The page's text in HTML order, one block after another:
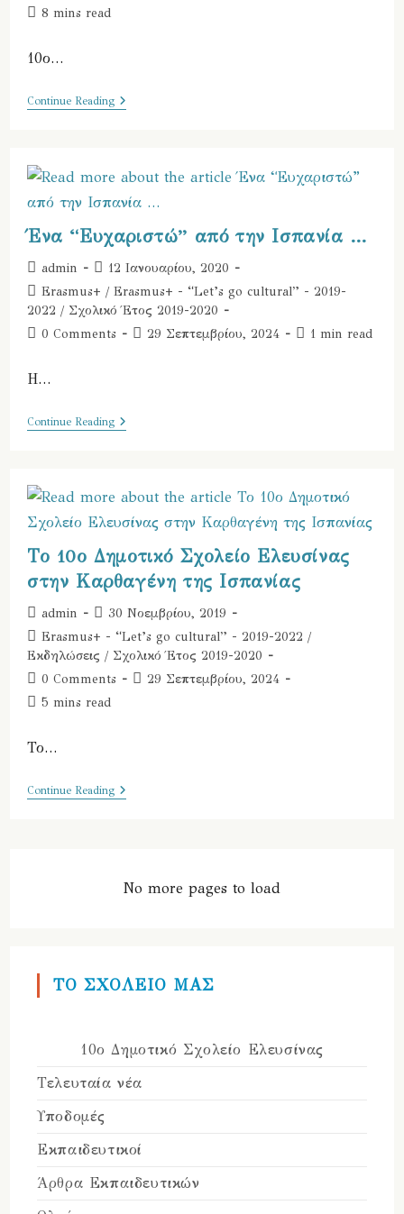
comments:
Reading
8 mins read
10ο…
Continue Reading10ο
Δ.Σ.
OPEN
DAY
–
Done
…
Ένα “Ευχαριστώ” από την Ισπανία …
Post
author:
admin
Post
published:
12 Ιανουαρίου, 2020
Post
category:
Erasmus+ / Erasmus+ - “Let’s go cultural” - 2019-
2022 / Σχολικό Έτος 2019-2020
Post0 Comments
Post29 Σεπτεμβρίου, 2024
Reading
1 min read
Η…
Continue ReadingΈνα
“Ευχαριστώ”
…
Το 10ο Δημοτικό Σχολείο Ελευσίνας
στην Καρθαγένη της Ισπανίας
Post
author:
admin
Post
published:
30 Νοεμβρίου, 2019
Post
category:
Erasmus+ - “Let’s go cultural” - 2019-2022 /
Εκδηλώσεις / Σχολικό Έτος 2019-2020
Post
comments:
0 Comments
Post29 Σεπτεμβρίου, 2024
Reading
5 mins read
Το…
Continue ReadingΤο
10ο
Της
No more pages to load
ΤΟ ΣΧΟΛΕΙΟ ΜΑΣ
10ο Δημοτικό Σχολείο Ελευσίνας
Τελευταία νέα
Υποδομές
Εκπαιδευτικοί
Άρθρα Εκπαιδευτικών